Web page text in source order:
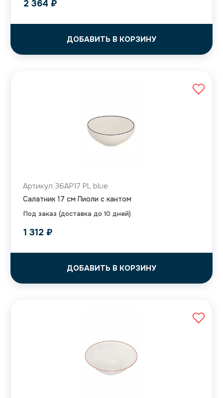
2 364 ₽
ДОБАВИТЬ В КОРЗИНУ
Под заказ (доставка до 10 дней)
Артикул 36AP17 PL blue
Салатник 17 см Пиоли с кантом
1 312 ₽
ДОБАВИТЬ В КОРЗИНУ